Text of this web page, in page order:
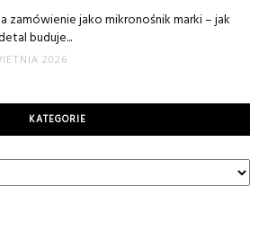
zamówienie jako mikronośnik marki – jak
buduje...
2026
KATEGORIE